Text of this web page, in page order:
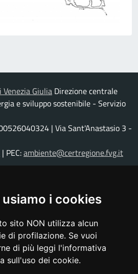
usiamo i cookies
sito NON utilizza alcun
di profilazione. Se vuoi
di più leggi l'informativa
sull'uso dei cookie.
Giulia Direzione centrale
e sviluppo sostenibile - Servizio
| Via Sant'Anastasio 3 -
| PEC:ambiente@certregione.fvg.it